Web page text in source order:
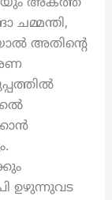
അകത്ത്
ചമ്മന്തി,
അതിന്റെ
ഉഴുന്നുവട